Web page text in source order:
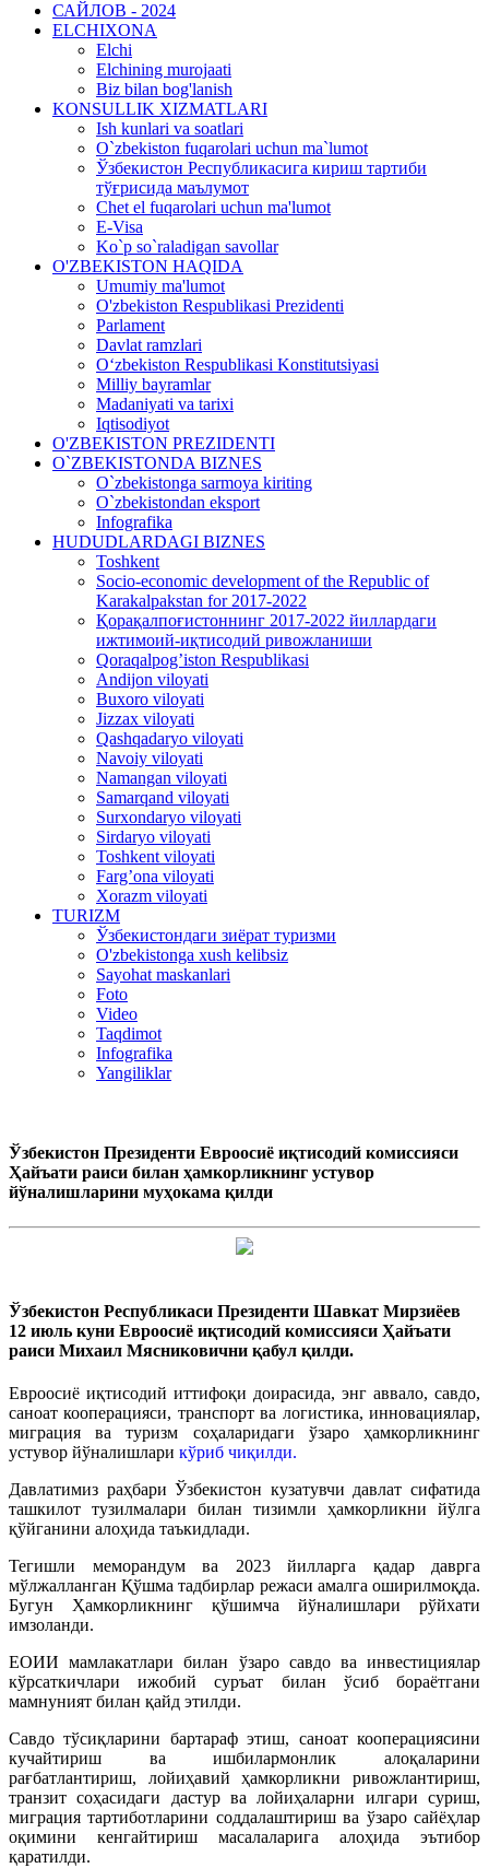
САЙЛОВ - 2024
ELCHIXONA
Elchi
Elchining murojaati
Biz bilan bog'lanish
KONSULLIK XIZMATLARI
Ish kunlari va soatlari
O`zbekiston fuqarolari uchun ma`lumot
Ўзбекистон Республикасига кириш тартиби
тўғрисида маълумот
Chet el fuqarolari uchun ma'lumot
E-Visa
Ko`p so`raladigan savollar
O'ZBEKISTON HAQIDA
Umumiy ma'lumot
O'zbekiston Respublikasi Prezidenti
Parlament
Davlat ramzlari
O‘zbekiston Respublikasi Konstitutsiyasi
Milliy bayramlar
Madaniyati va tarixi
Iqtisodiyot
O'ZBEKISTON PREZIDENTI
O`ZBEKISTONDA BIZNES
O`zbekistonga sarmoya kiriting
O`zbekistondan eksport
Infografika
HUDUDLARDAGI BIZNES
Toshkent
Socio-economic development of the Republic of
Karakalpakstan for 2017-2022
Қорақалпоғистоннинг 2017-2022 йиллардаги
ижтимоий-иқтисодий ривожланиши
Qoraqalpog’iston Respublikasi
Andijon viloyati
Buxoro viloyati
Jizzax viloyati
Qashqadaryo viloyati
Navoiy viloyati
Namangan viloyati
Samarqand viloyati
Surxondaryo viloyati
Sirdaryo viloyati
Toshkent viloyati
Farg’ona viloyati
Xorazm viloyati
TURIZM
Ўзбекистондаги зиёрат туризми
O'zbekistonga xush kelibsiz
Sayohat maskanlari
Foto
Video
Taqdimot
Infografika
Yangiliklar
Ўзбекистон Президенти Евроосиё иқтисодий комиссияси
Ҳайъати раиси билан ҳамкорликнинг устувор
йўналишларини муҳокама қилди
Ўзбекистон Республикаси Президенти Шавкат Мирзиёев
12 июль куни Евроосиё иқтисодий комиссияси Ҳайъати
раиси Михаил Мясниковични қабул қилди.
Евроосиё иқтисодий иттифоқи доирасида, энг аввало, савдо,
саноат кооперацияси, транспорт ва логистика, инновациялар,
миграция ва туризм соҳаларидаги ўзаро ҳамкорликнинг
устувор йўналишлари кўриб чиқилди.
Давлатимиз раҳбари Ўзбекистон кузатувчи давлат сифатида
ташкилот тузилмалари билан тизимли ҳамкорликни йўлга
қўйганини алоҳида таъкидлади.
Тегишли меморандум ва 2023 йилларга қадар даврга
мўлжалланган Қўшма тадбирлар режаси амалга оширилмоқда.
Бугун Ҳамкорликнинг қўшимча йўналишлари рўйхати
имзоланди.
ЕОИИ мамлакатлари билан ўзаро савдо ва инвестициялар
кўрсаткичлари ижобий суръат билан ўсиб бораётгани
мамнуният билан қайд этилди.
Савдо тўсиқларини бартараф этиш, саноат кооперациясини
кучайтириш ва ишбилармонлик алоқаларини
рағбатлантириш, лойиҳавий ҳамкорликни ривожлантириш,
транзит соҳасидаги дастур ва лойиҳаларни илгари суриш,
миграция тартиботларини соддалаштириш ва ўзаро сайёҳлар
оқимини кенгайтириш масалаларига алоҳида эътибор
қаратилди.